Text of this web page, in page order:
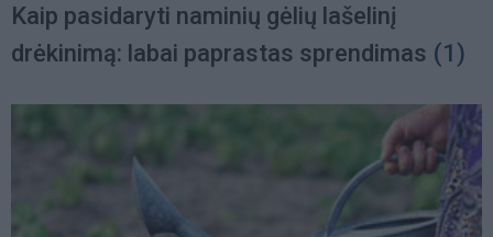
Kaip pasidaryti naminių gėlių lašelinį
drėkinimą: labai paprastas sprendimas (1)